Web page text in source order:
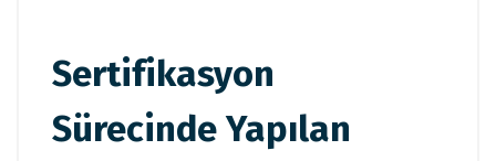
Sertifikasyon
Sürecinde Yapılan